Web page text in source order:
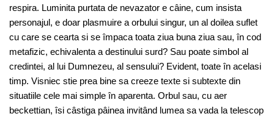
respira. Luminita purtata de nevazator e câine, cum insista
personajul, e doar plasmuire a orbului singur, un al doilea suflet
cu care se cearta si se împaca toata ziua buna ziua sau, în cod
metafizic, echivalenta a destinului surd? Sau poate simbol al
credintei, al lui Dumnezeu, al sensului? Evident, toate în acelasi
timp. Visniec stie prea bine sa creeze texte si subtexte din
situatiile cele mai simple în aparenta. Orbul sau, cu aer
beckettian, îsi câstiga pâinea invitând lumea sa vada la telescop